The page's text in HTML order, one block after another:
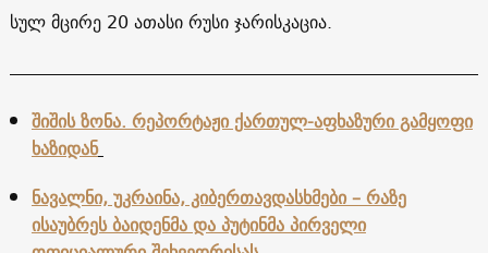
სულ მცირე 20 ათასი რუსი ჯარისკაცია.
შიშის ზონა. რეპორტაჟი ქართულ-აფხაზური გამყოფი
ხაზიდან
ნავალნი, უკრაინა, კიბერთავდასხმები – რაზე
ისაუბრეს ბაიდენმა და პუტინმა პირველი